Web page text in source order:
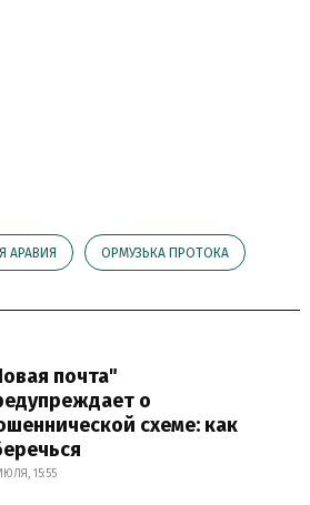
АРАВИЯ ОРМУЗЬКА ПРОТОКА
почта"
о
схеме: как
15:55